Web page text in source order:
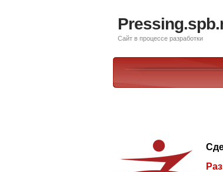
Сайт в процессе разработки